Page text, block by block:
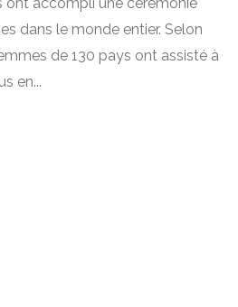
dans le monde entier. Selon
de 130 pays ont assisté à
en...